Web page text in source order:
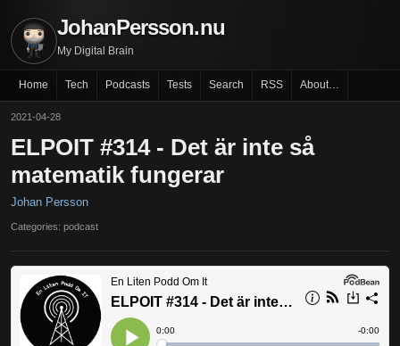
JohanPersson.nu
My Digital Brain
Home Tech Podcasts Tests Search RSS About…
2021-04-28
ELPOIT #314 - Det är inte så
matematik fungerar
Johan Persson
Categories: podcast